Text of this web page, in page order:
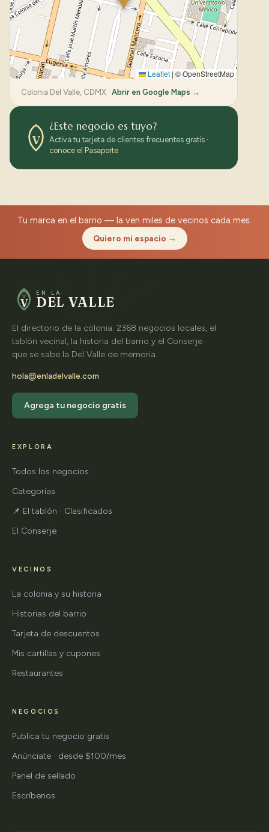
Leaflet| © OpenStreetMap
Colonia Del Valle, CDMX · Abrir en Google Maps →
V
¿Este negocio es tuyo?
Activa tu tarjeta de clientes frecuentes gratis ·
conoce el Pasaporte
Tu marca en el barrio — la ven miles de vecinos cada mes.
Quiero mi espacio →
V
EN LA
DEL VALLE
El directorio de la colonia. 2368 negocios locales, el
tablón vecinal, la historia del barrio y el Conserje
que se sabe la Del Valle de memoria.
hola@enladelvalle.com
Agrega tu negocio gratis
EXPLORA
Todos los negocios
Categorías
📌 El tablón · Clasificados
El Conserje
VECINOS
La colonia y su historia
Historias del barrio
Tarjeta de descuentos
Mis cartillas y cupones
Restaurantes
NEGOCIOS
Publica tu negocio gratis
Anúnciate · desde $100/mes
Panel de sellado
Escríbenos